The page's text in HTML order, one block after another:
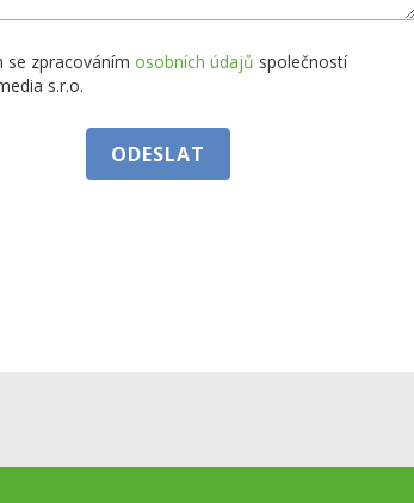
se zpracováním osobních údajů společností
s.r.o.
ODESLAT